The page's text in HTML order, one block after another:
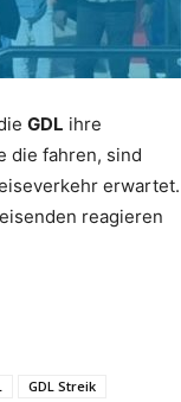
GDL ihre
die fahren, sind
erwartet.
reagieren
GDL Streik